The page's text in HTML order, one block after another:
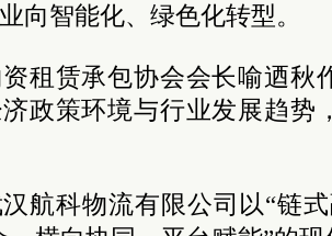
向智能化、绿色化转型。
租赁承包协会会长喻迺秋
政策环境与行业发展趋势
航科物流有限公司以“链